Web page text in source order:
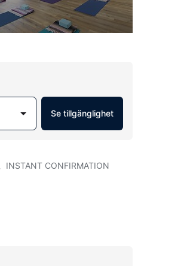
Se tillgänglighet
INSTANT CONFIRMATION